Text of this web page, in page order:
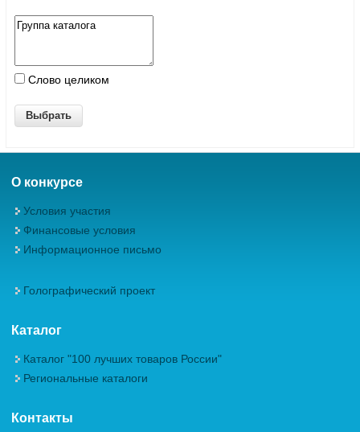
Слово целиком
О конкурсе
Условия участия
Финансовые условия
Информационное письмо
Голографический проект
Каталог
Каталог "100 лучших товаров России"
Региональные каталоги
Контакты